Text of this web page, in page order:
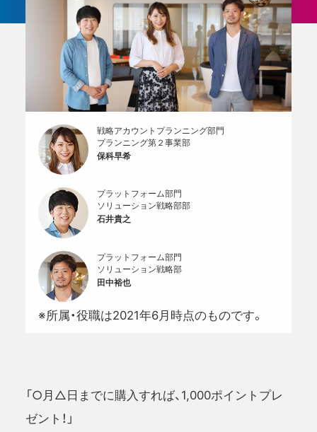
戦略アカウントプランニング部門
プランニング第２事業部
保科早希
プラットフォーム部門
ソリューション戦略部部
石井貴之
プラットフォーム部門
ソリューション戦略部
田中裕也
※所属・役職は2021年6月時点のものです。
「○月△日までに購入すれば、1,000ポイントプレ
ゼント！」